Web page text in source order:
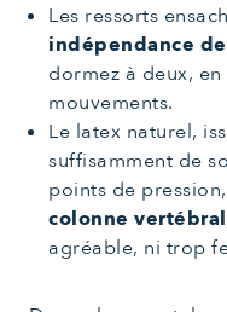
Les ressorts
indépendance
dormez à deux,
mouvements.
Le latex naturel,
suffisamment de
points de pression,
colonne vertébral
agréable, ni trop